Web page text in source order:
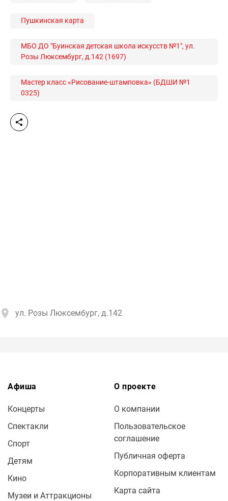
Пушкинская карта
МБО ДО "Буинская детская школа искусств №1", ул.
Розы Люксембург, д.142 (1697)
Мастер класс «Рисование-штамповка» (БДШИ №1
0325)
ул. Розы Люксембург, д.142
Афиша
Концерты
Спектакли
Спорт
Детям
Кино
Музеи и Аттракционы
О проекте
О компании
Пользовательское
соглашение
Публичная оферта
Корпоративным клиентам
Карта сайта